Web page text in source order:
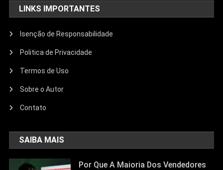
LINKS IMPORTANTES
Isenção de Responsabilidade
Politica de Privacidade
Termos de Uso
Sobre o Autor
Contato
SAIBA MAIS
Por Que A Maioria Dos Vendedores